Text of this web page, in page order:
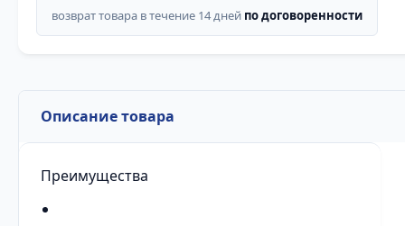
возврат товара в течение 14 дней по договоренности
Описание товара
Преимущества